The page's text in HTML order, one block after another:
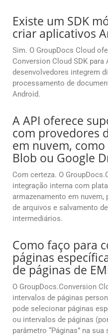
Existe um SDK
criar aplicativos
Sim. O GroupDocs Cloud
Conversion Cloud SDK
desenvolvedores integrem
processamento de
Android.
A API oferece
com provedores
em nuvem, como
Blob ou Google
Com certeza. O
integração interna com
armazenamento em
de arquivos e salvamento
intermediários.
Como faço para
páginas
de páginas de
O GroupDocs.Conversion
intervalos de páginas
pode selecionar páginas
ou intervalos de páginas
parâmetro “Páginas” na